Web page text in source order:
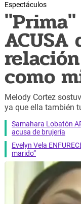
Espectáculos
ACUSA
como
Melody Cortez
ya que ella también
Samahara Lobatón
acusa de brujería
Evelyn Vela
marido”